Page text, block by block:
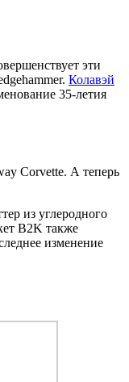
эти
Колавэй
35-летия
Corvette. А теперь
из углеродного
B2K также
изменение